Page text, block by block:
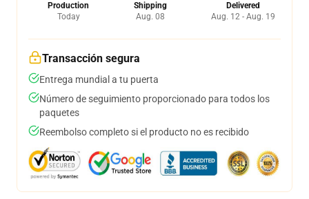
Production
Today
Shipping
Aug. 08
Delivered
Aug. 12 - Aug. 19
Transacción segura
Entrega mundial a tu puerta
Número de seguimiento proporcionado para todos los
paquetes
Reembolso completo si el producto no es recibido